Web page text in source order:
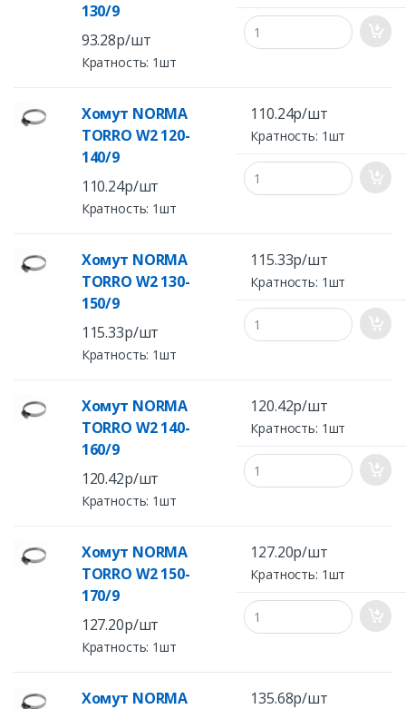
130/9
93.28р/шт
Кратность: 1шт
Хомут NORMA
TORRO W2 120-
140/9
110.24р/шт
Кратность: 1шт
110.24р/шт
Кратность: 1шт
Хомут NORMA
TORRO W2 130-
150/9
115.33р/шт
Кратность: 1шт
115.33р/шт
Кратность: 1шт
Хомут NORMA
TORRO W2 140-
160/9
120.42р/шт
Кратность: 1шт
120.42р/шт
Кратность: 1шт
Хомут NORMA
TORRO W2 150-
170/9
127.20р/шт
Кратность: 1шт
127.20р/шт
Кратность: 1шт
Хомут NORMA
135.68р/шт